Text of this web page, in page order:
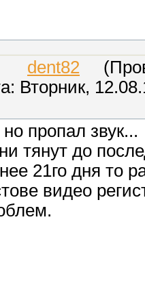
dent82
Вторник,
пропал звук...
тянут до
21го дня то
видео